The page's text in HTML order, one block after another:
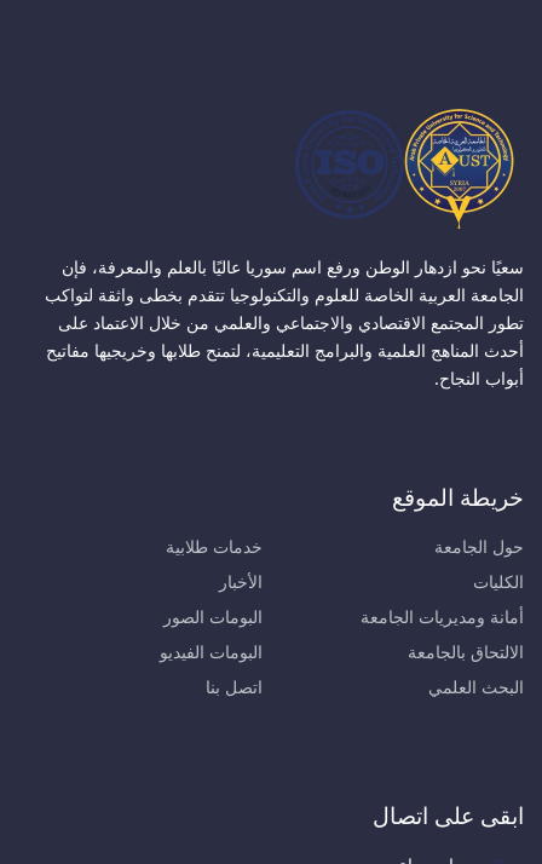
سعيًا نحو ازدهار الوطن ورفع اسم سوريا عاليًا بالعلم والمعرفة، فإن
الجامعة العربية الخاصة للعلوم والتكنولوجيا تتقدم بخطى واثقة لتواكب
تطور المجتمع الاقتصادي والاجتماعي والعلمي من خلال الاعتماد على
أحدث المناهج العلمية والبرامج التعليمية، لتمنح طلابها وخريجيها مفاتيح
أبواب النجاح.
خريطة الموقع
حول الجامعة
الكليات
أمانة ومديريات الجامعة
الالتحاق بالجامعة
البحث العلمي
خدمات طلابية
الأخبار
البومات الصور
البومات الفيديو
اتصل بنا
ابقى على اتصال